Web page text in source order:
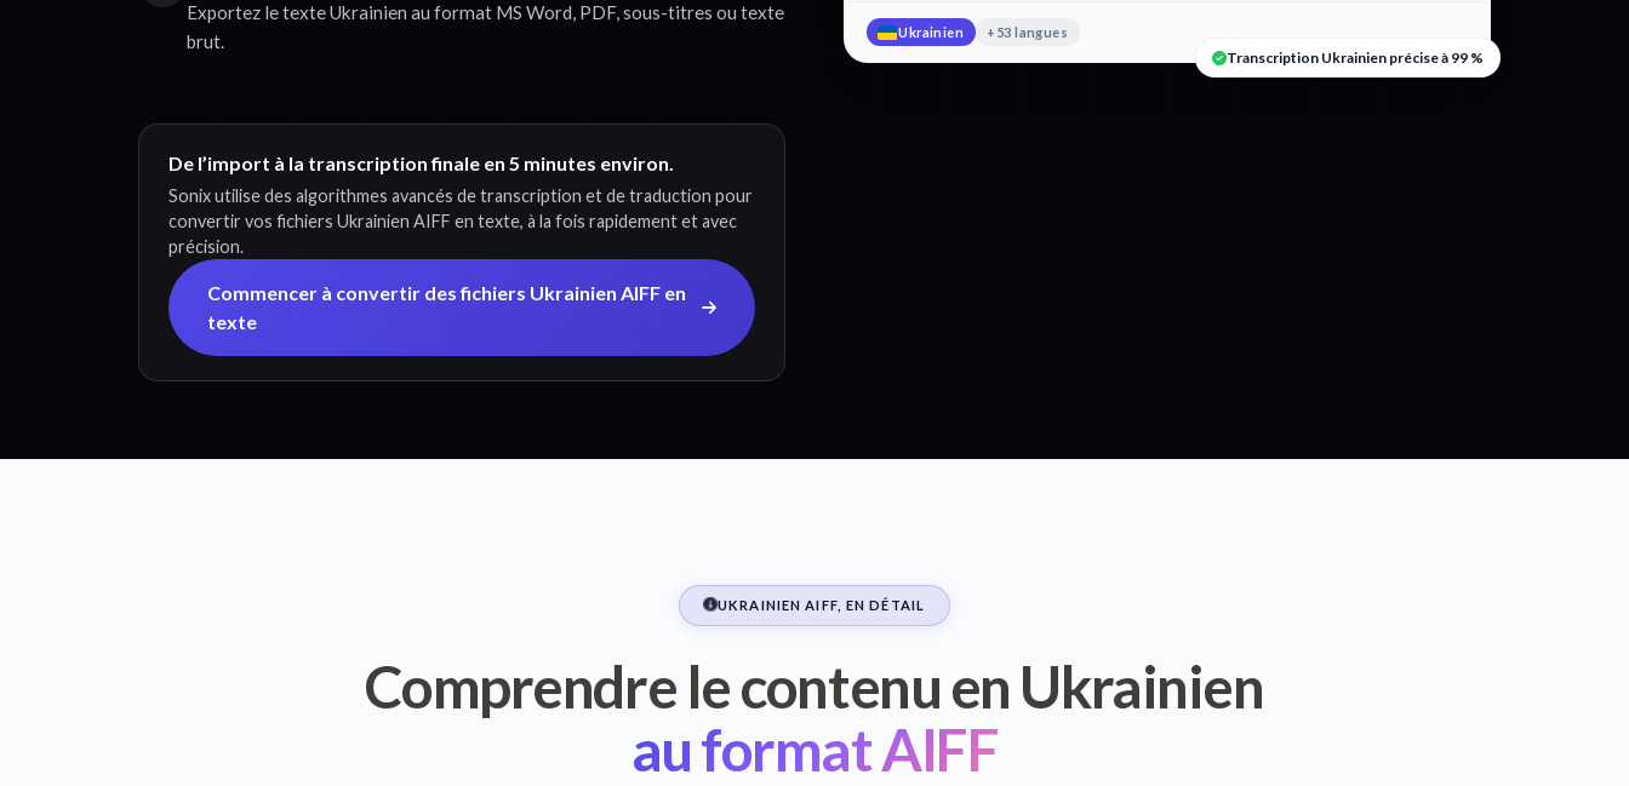
Exportez le texte Ukrainien au format MS Word, PDF, sous-titres ou texte
brut.
De l’import à la transcription finale en 5 minutes environ.
Sonix utilise des algorithmes avancés de transcription et de traduction pour
convertir vos fichiers Ukrainien AIFF en texte, à la fois rapidement et avec
précision.
Commencer à convertir des fichiers Ukrainien AIFF en
texte
Ukrainien +53 langues
Transcription Ukrainien précise à 99 %
UKRAINIEN AIFF, EN DÉTAIL
Comprendre le contenu en Ukrainien
au format AIFF